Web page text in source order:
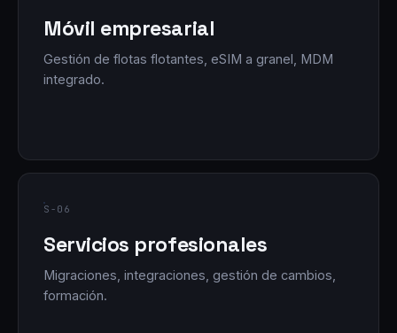
Móvil empresarial
Gestión de flotas flotantes, eSIM a granel, MDM
integrado.
S-06
Servicios profesionales
Migraciones, integraciones, gestión de cambios,
formación.